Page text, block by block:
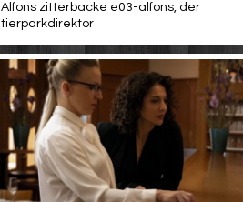
Alfons zitterbacke e03-alfons, der
tierparkdirektor